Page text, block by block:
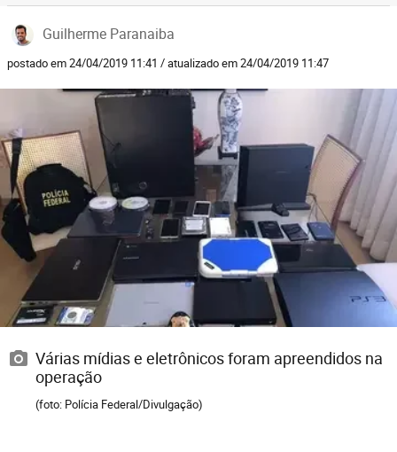
Guilherme Paranaiba
postado em 24/04/2019 11:41 / atualizado em 24/04/2019 11:47
Várias mídias e eletrônicos foram apreendidos na
operação
(foto: Polícia Federal/Divulgação)